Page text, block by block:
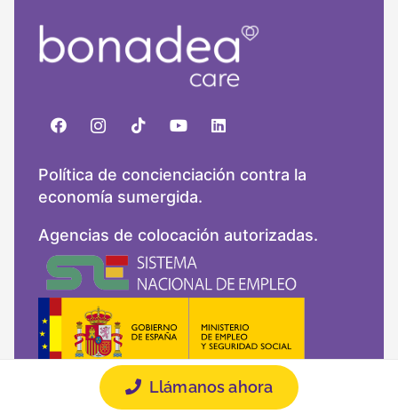
Política de concienciación contra la
economía sumergida.
Agencias de colocación autorizadas.
Acreditación para la Prestación
Llámanos ahora